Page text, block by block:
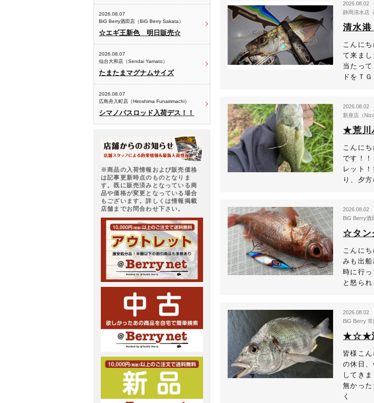
2026.08.02
静岡清水店
清水
こんに
て来ま
当たっ
ドをＴ
2026.08.02
新座店（Niza
★荒川
こんに
です！
レット
り、夕
2026.08.02
BiG Berry酒
☆タン
こんに
みも出
時に行
と怒ら
2026.08.02
BiG Berry 常
★☆★
皆様こ
の休日
してき
無かっ
く
2026.08.07
BiG Berry酒田店（BiG Berry Sakata）
☆エギ王新色 明日販売☆
2026.08.07
仙台大和店（Sendai Yamato）
たまたまマグナムサイズ
2026.08.07
広島舟入町店（Hiroshima Funairimachi）
シマノバスロッド入荷デス！！
※商品の入荷情報および販売価格
は記事更新時点のものとなりま
す。既に販売済みとなっている商
品や価格が変更となっている場合
もございます。詳しくは情報掲載
店舗までお問合わせ下さい。